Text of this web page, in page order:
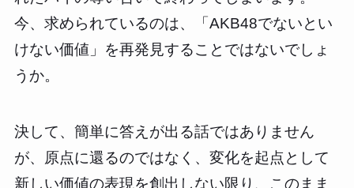
今、求められているのは、「AKB48でないとい
けない価値」を再発見することではないでしょ
うか。
決して、簡単に答えが出る話ではありません
が、原点に還るのではなく、変化を起点として
新しい価値の表現を創出しない限り、このまま